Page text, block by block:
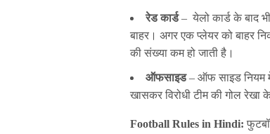
रेड कार्ड– येलो कार्ड के बाद
बाहर। अगर एक प्लेयर को बाहर
की संख्या कम हो जाती है।
ऑफसाइड– ऑफ साइड नियम
खासकर विरोधी टीम की गोल
Football Rules in Hindi: